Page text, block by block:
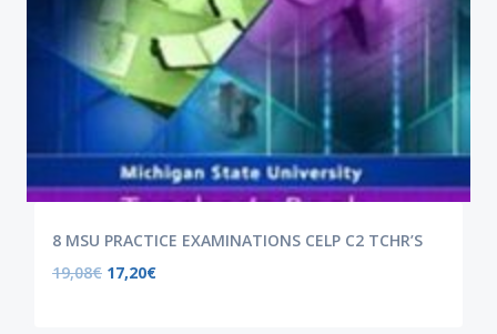
8 MSU PRACTICE EXAMINATIONS CELP C2 TCHR’S
19,08€ 17,20€